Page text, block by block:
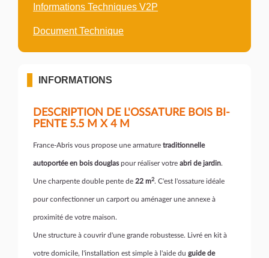
Informations Techniques V2P
Document Technique
INFORMATIONS
DESCRIPTION DE L'OSSATURE BOIS BI-
PENTE 5.5 M X 4 M
France-Abris vous propose une armature traditionnelle
autoportée en bois douglaspour réaliser votre abri de jardin.
Une charpente double pente de 22 m2. C'est l'ossature idéale
pour confectionner un carport ou aménager une annexe à
proximité de votre maison.
Une structure à couvrir d'une grande robustesse. Livré en kit à
votre domicile, l'installation est simple à l'aide du guide de